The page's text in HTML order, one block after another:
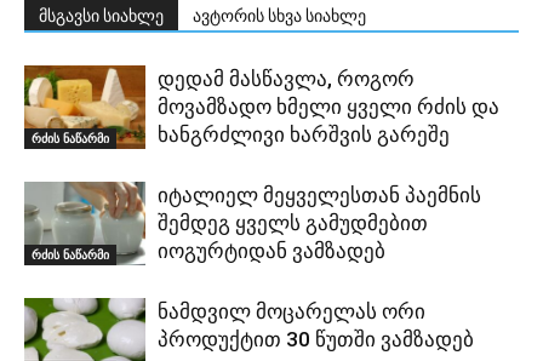
მსგავსი სიახლე ავტორის სხვა სიახლე
რძის ნაწარმი
დედამ მასწავლა, როგორ
მოვამზადო ხმელი ყველი რძის და
ხანგრძლივი ხარშვის გარეშე
რძის ნაწარმი
იტალიელ მეყველესთან პაემნის
შემდეგ ყველს გამუდმებით
იოგურტიდან ვამზადებ
ნამდვილ მოცარელას ორი
პროდუქტით 30 წუთში ვამზადებ